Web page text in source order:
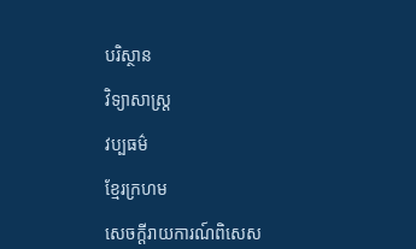
បរិស្ថាន
វិទ្យាសាស្រ្ត
វប្បធម៌
ខ្មែរក្រហម
សេចក្តីរាយការណ៍ពិសេស